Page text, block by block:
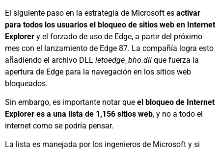
El siguiente paso en la estrategia de Microsoft es activar
para todos los usuarios el bloqueo de sitios web en Internet
Explorer y el forzado de uso de Edge, a partir del próximo
mes con el lanzamiento de Edge 87. La compañía logra esto
añadiendo el archivo DLL ietoedge_bho.dll que fuerza la
apertura de Edge para la navegación en los sitios web
bloqueados.
Sin embargo, es importante notar que el bloqueo de Internet
Explorer es a una lista de 1,156 sitios web, y no a todo el
internet como se podría pensar.
La lista es manejada por los ingenieros de Microsoft y si